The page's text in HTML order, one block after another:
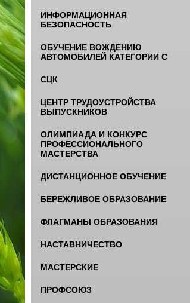
ИНФОРМАЦИОННАЯ
БЕЗОПАСНОСТЬ
ОБУЧЕНИЕ ВОЖДЕНИЮ
АВТОМОБИЛЕЙ КАТЕГОРИИ С
СЦК
ЦЕНТР ТРУДОУСТРОЙСТВА
ВЫПУСКНИКОВ
ОЛИМПИАДА И КОНКУРС
ПРОФЕССИОНАЛЬНОГО
МАСТЕРСТВА
ДИСТАНЦИОННОЕ ОБУЧЕНИЕ
БЕРЕЖЛИВОЕ ОБРАЗОВАНИЕ
ФЛАГМАНЫ ОБРАЗОВАНИЯ
НАСТАВНИЧЕСТВО
МАСТЕРСКИЕ
ПРОФСОЮЗ